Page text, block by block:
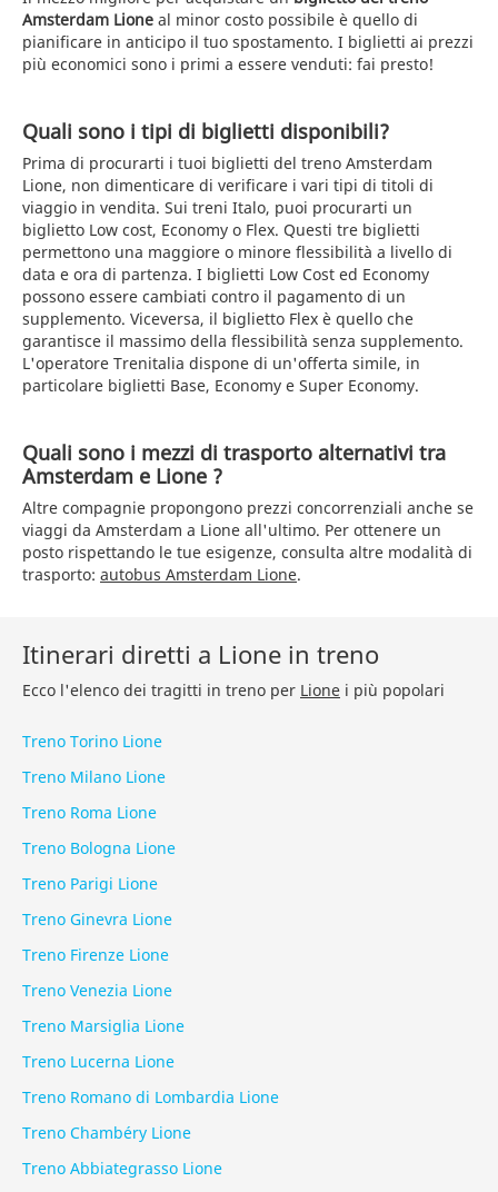
Amsterdam Lione al minor costo possibile è quello di
pianificare in anticipo il tuo spostamento. I biglietti ai prezzi
più economici sono i primi a essere venduti: fai presto!
Quali sono i tipi di biglietti disponibili?
Prima di procurarti i tuoi biglietti del treno Amsterdam
Lione, non dimenticare di verificare i vari tipi di titoli di
viaggio in vendita. Sui treni Italo, puoi procurarti un
biglietto Low cost, Economy o Flex. Questi tre biglietti
permettono una maggiore o minore flessibilità a livello di
data e ora di partenza. I biglietti Low Cost ed Economy
possono essere cambiati contro il pagamento di un
supplemento. Viceversa, il biglietto Flex è quello che
garantisce il massimo della flessibilità senza supplemento.
L'operatore Trenitalia dispone di un'offerta simile, in
particolare biglietti Base, Economy e Super Economy.
Quali sono i mezzi di trasporto alternativi tra
Amsterdam e Lione ?
Altre compagnie propongono prezzi concorrenziali anche se
viaggi da Amsterdam a Lione all'ultimo. Per ottenere un
posto rispettando le tue esigenze, consulta altre modalità di
trasporto: autobus Amsterdam Lione.
Itinerari diretti a Lione in treno
Ecco l'elenco dei tragitti in treno per Lione i più popolari
Treno Torino Lione
Treno Milano Lione
Treno Roma Lione
Treno Bologna Lione
Treno Parigi Lione
Treno Ginevra Lione
Treno Firenze Lione
Treno Venezia Lione
Treno Marsiglia Lione
Treno Lucerna Lione
Treno Romano di Lombardia Lione
Treno Chambéry Lione
Treno Abbiategrasso Lione